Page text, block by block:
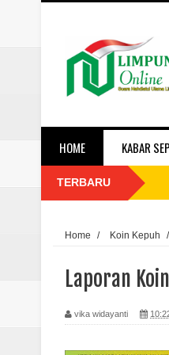
HOME KABAR
TERBARU
Home / Koin Kepuh /
Laporan
vika widayanti